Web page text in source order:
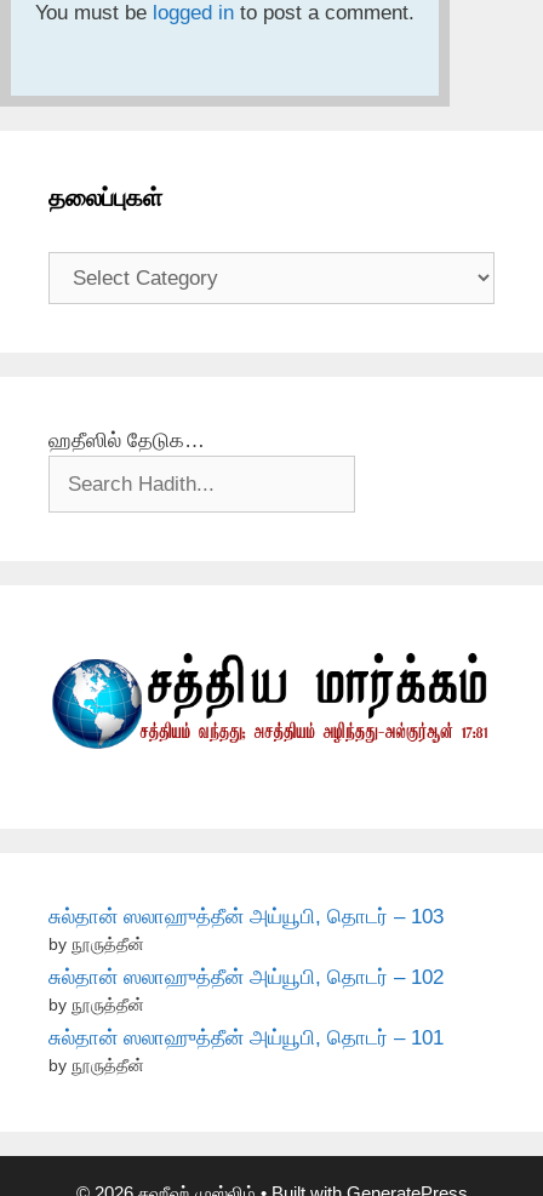
You must be logged in to post a comment.
தலைப்புகள்
தலைப்புகள்
ஹதீஸில் தேடுக…
சுல்தான் ஸலாஹுத்தீன் அய்யூபி, தொடர் – 103
by நூருத்தீன்
சுல்தான் ஸலாஹுத்தீன் அய்யூபி, தொடர் – 102
by நூருத்தீன்
சுல்தான் ஸலாஹுத்தீன் அய்யூபி, தொடர் – 101
by நூருத்தீன்